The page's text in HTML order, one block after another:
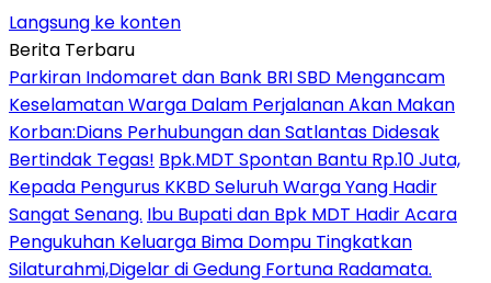
Langsung ke konten
Berita Terbaru
Parkiran Indomaret dan Bank BRI SBD Mengancam
Keselamatan Warga Dalam Perjalanan Akan Makan
Korban:Dians Perhubungan dan Satlantas Didesak
Bertindak Tegas! Bpk.MDT Spontan Bantu Rp.10 Juta,
Kepada Pengurus KKBD Seluruh Warga Yang Hadir
Sangat Senang. Ibu Bupati dan Bpk MDT Hadir Acara
Pengukuhan Keluarga Bima Dompu Tingkatkan
Silaturahmi,Digelar di Gedung Fortuna Radamata.